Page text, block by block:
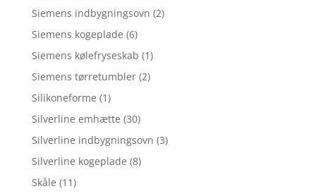
Siemens indbygningsovn (2)
Siemens kogeplade (6)
Siemens kølefryseskab (1)
Siemens tørretumbler (2)
Silikoneforme (1)
Silverline emhætte (30)
Silverline indbygningsovn (3)
Silverline kogeplade (8)
Skåle (11)